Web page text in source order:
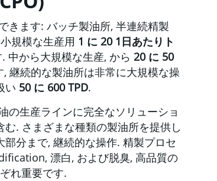
きます: バッチ製油所, 半連続精製
規模な生産用 1 に 20 1日あたりト
中から大規模な生産, から 20 に 50
継続的な製油所は非常に大規模な操
い 50 に 600 TPD.
生産ラインに完全なソリューショ
. さまざまな種類の製油所を提供し
分まで, 継続的な操作. 精製プロセ
漂白, および脱臭, 高品質の
れ重要です.